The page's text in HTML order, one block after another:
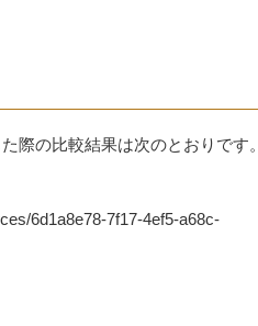
際の比較結果は次のとおりです。
6d1a8e78-7f17-4ef5-a68c-